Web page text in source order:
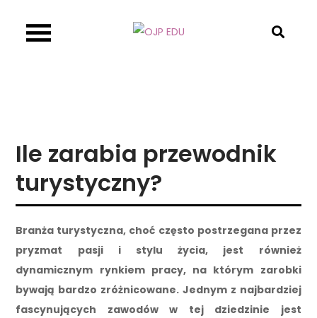
Ile zarabia przewodnik
turystyczny?
Branża turystyczna, choć często postrzegana przez
pryzmat pasji i stylu życia, jest również
dynamicznym rynkiem pracy, na którym zarobki
bywają bardzo zróżnicowane. Jednym z najbardziej
fascynujących zawodów w tej dziedzinie jest